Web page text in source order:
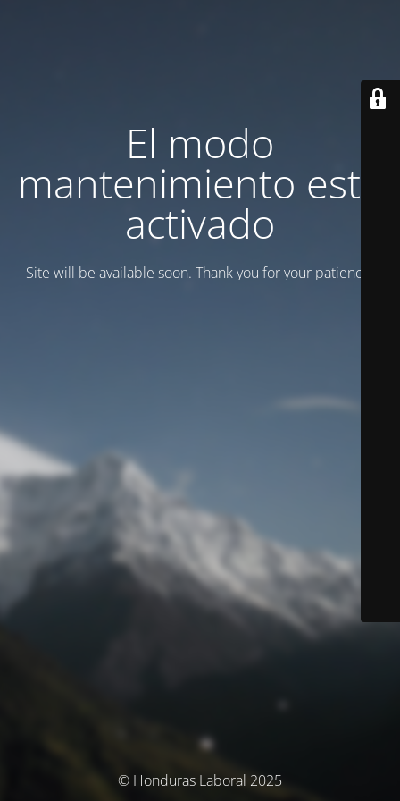
El modo
mantenimiento está
activado
Site will be available soon. Thank you for your patience!
© Honduras Laboral 2025